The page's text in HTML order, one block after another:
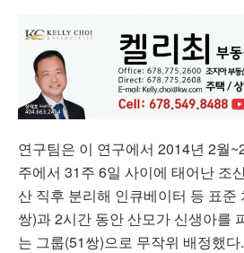
연구팀은 이 연구에서 2014년 2월
주에서 31주 6일 사이에 태어난 조
산 직후 분리해 인큐베이터 등 표준
쌍)과 2시간 동안 산모가 신생아를
는 그룹(51쌍)으로 무작위 배정했다.